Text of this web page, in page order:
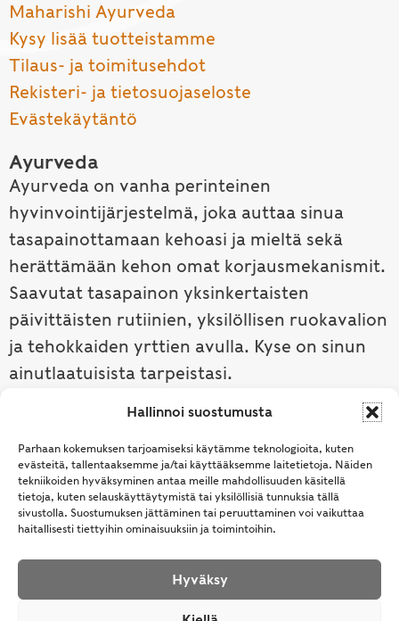
Hallinnoi suostumusta
Parhaan kokemuksen tarjoamiseksi käytämme teknologioita, kuten
evästeitä, tallentaaksemme ja/tai käyttääksemme laitetietoja. Näiden
tekniikoiden hyväksyminen antaa meille mahdollisuuden käsitellä
tietoja, kuten selauskäyttäytymistä tai yksilöllisiä tunnuksia tällä
sivustolla. Suostumuksen jättäminen tai peruuttaminen voi vaikuttaa
haitallisesti tiettyihin ominaisuuksiin ja toimintoihin.
Hyväksy
Maharishi Ayurveda
Kysy lisää tuotteistamme
Tilaus- ja toimitusehdot
Rekisteri- ja tietosuojaseloste
Evästekäytäntö
Ayurveda
Ayurveda on vanha perinteinen
hyvinvointijärjestelmä, joka auttaa sinua
tasapainottamaan kehoasi ja mieltä sekä
herättämään kehon omat korjausmekanismit.
Saavutat tasapainon yksinkertaisten
päivittäisten rutiinien, yksilöllisen ruokavalion
ja tehokkaiden yrttien avulla. Kyse on sinun
ainutlaatuisista tarpeistasi.
Tutustu ayurvedaan →
© Samhita | Ayurveda -tuotteita suomalaisille jo